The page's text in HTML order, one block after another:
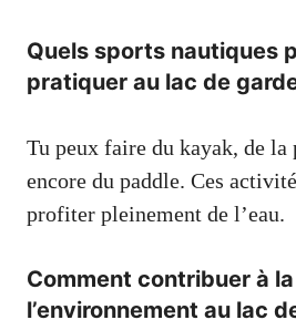
Quels sports nautiques
pratiquer au lac de
Tu peux faire du kayak, de la
encore du paddle. Ces
profiter pleinement de l’eau.
Comment contribuer à
l’environnement au lac